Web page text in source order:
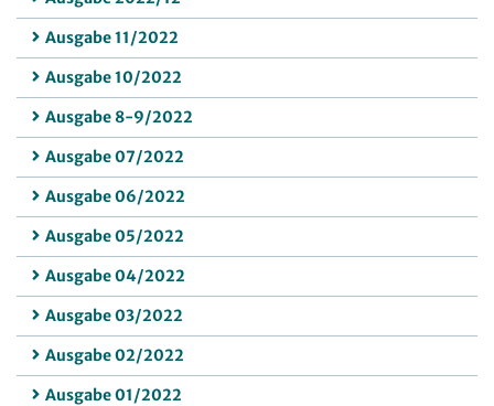
Ausgabe 11/2022
Ausgabe 10/2022
Ausgabe 8-9/2022
Ausgabe 07/2022
Ausgabe 06/2022
Ausgabe 05/2022
Ausgabe 04/2022
Ausgabe 03/2022
Ausgabe 02/2022
Ausgabe 01/2022